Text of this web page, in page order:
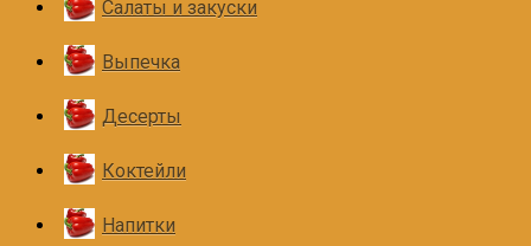
Салаты и закуски
Выпечка
Десерты
Коктейли
Напитки